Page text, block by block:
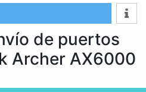
de puertos
Archer AX6000